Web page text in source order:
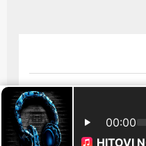
© 2024 Free Radio Prijedor. Sva